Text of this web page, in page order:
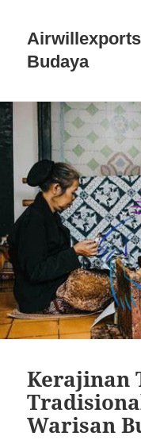
Budaya
Kerajinan
Warisan